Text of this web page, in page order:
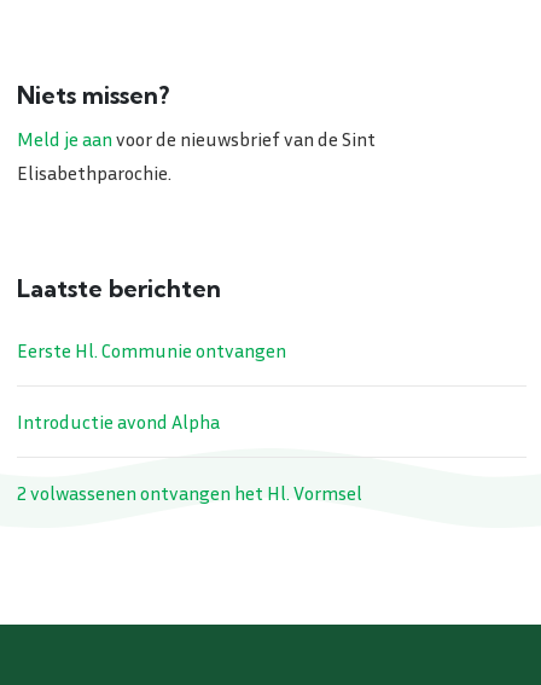
Niets missen?
Meld je aan voor de nieuwsbrief van de Sint
Elisabethparochie.
Laatste berichten
Eerste Hl. Communie ontvangen
Introductie avond Alpha
2 volwassenen ontvangen het Hl. Vormsel